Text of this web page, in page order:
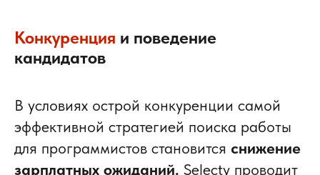
Конкуренция и поведение
кандидатов
В условиях острой конкуренции самой
эффективной стратегией поиска работы
для программистов становится снижение
зарплатных ожиданий. Selecty проводит